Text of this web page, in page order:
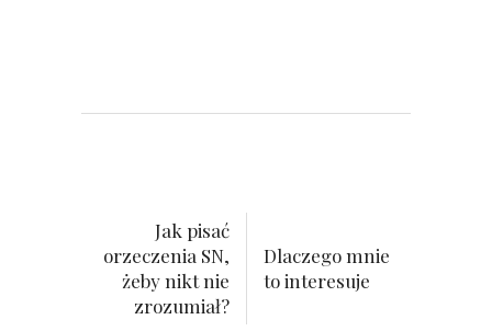
Jak pisać
orzeczenia SN,
żeby nikt nie
zrozumiał?
Dlaczego mnie
to interesuje